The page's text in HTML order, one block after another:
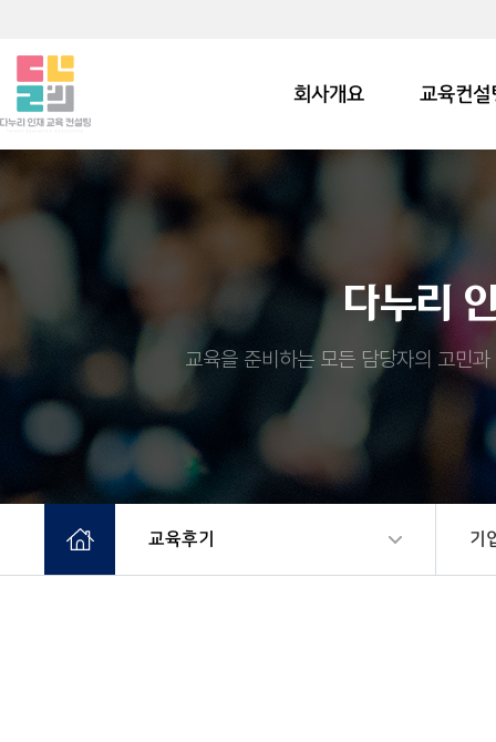
회사개요 교육컨설
다누리
교육을 준비하는 모든 담당자의 고민
교육후기 기